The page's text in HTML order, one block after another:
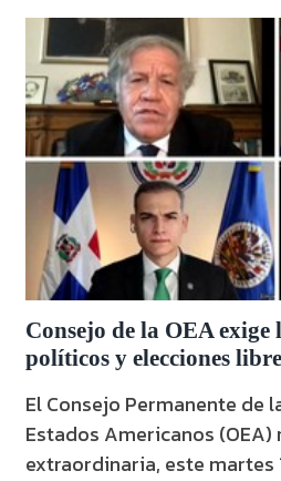
comicios del próximo 07
Kitty Monterrey, presidenta
en la Asamblea
Consejo de la OEA exige
políticos y elecciones
El Consejo Permanente de
Estados Americanos
extraordinaria, este martes